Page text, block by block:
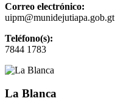
Correo electrónico:
uipm@munidejutiapa.gob.gt
Teléfono(s):
7844 1783
La Blanca